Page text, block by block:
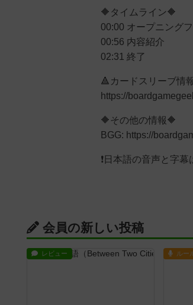
🔶タイムライン🔶
00:00 オープニング
00:56 内容紹介
02:31 終了
🔺カードスリーブ情
https://
🔶その他の情報🔶
BGG: https://
❗日本語の音声と字
会員の新しい投稿
レビュー ルー